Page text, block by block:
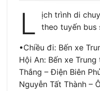
L
ịch trình di
theo tuyến bus
•Chiều đi: Bến xe
Hội An: Bến xe
Thắng – Điện Biên
Nguyễn Tất Thành –